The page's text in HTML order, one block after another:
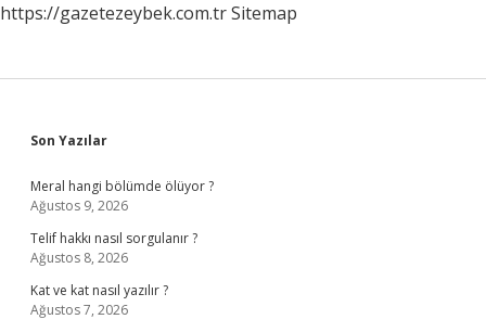
https://gazetezeybek.com.trSitemap
Sidebar
Son Yazılar
Meral hangi bölümde ölüyor ?
Ağustos 9, 2026
Telif hakkı nasıl sorgulanır ?
Ağustos 8, 2026
Kat ve kat nasıl yazılır ?
Ağustos 7, 2026